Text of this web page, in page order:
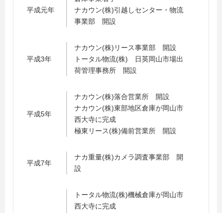
平成元年
ナカウン(株)引越しセンター・物流
事業部 開設
平成3年
ナカウン(株)リース事業部 開設
トータル物流(株) 日英岡山市場出
荷管理事務所 開設
平成5年
ナカウン(株)落合営業所 開設
ナカウン(株)東部地区倉庫が岡山市
西大寺に完成
極東リース(株)備前営業所 開設
平成7年
ナカ重量(株)カメラ調査事業部 開
設
トータル物流(株)機械倉庫が岡山市
西大寺に完成